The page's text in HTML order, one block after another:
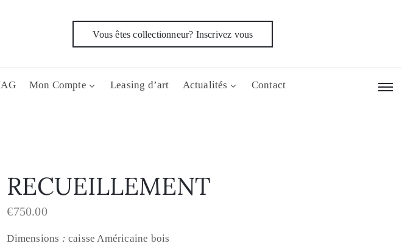
Vous êtes collectionneur? Inscrivez vous
Mon Compte Leasing d’art Actualités Contact
RECUEILLEMENT
€750.00
Dimensions :caisse Américaine bois